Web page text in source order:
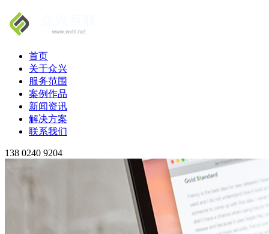
首页
关于众兴
服务范围
案例作品
新闻资讯
解决方案
联系我们
138 0240 9204